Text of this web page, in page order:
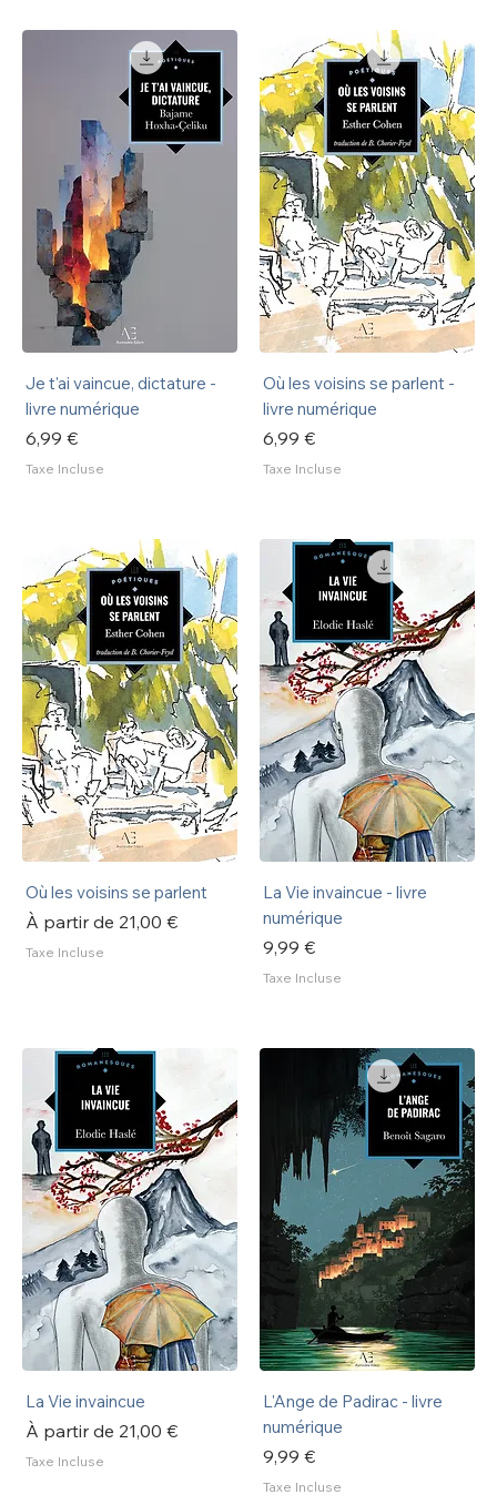
Je t'ai vaincue, dictature -
livre numérique
Prix
6,99 €
Taxe Incluse
Où les voisins se parlent -
livre numérique
Prix
6,99 €
Taxe Incluse
Où les voisins se parlent
À partir de 21,00 €
Prix promotionnel
Taxe Incluse
La Vie invaincue - livre
numérique
Prix
9,99 €
Taxe Incluse
La Vie invaincue
À partir de 21,00 €
Prix promotionnel
Taxe Incluse
L'Ange de Padirac - livre
numérique
Prix
9,99 €
Taxe Incluse